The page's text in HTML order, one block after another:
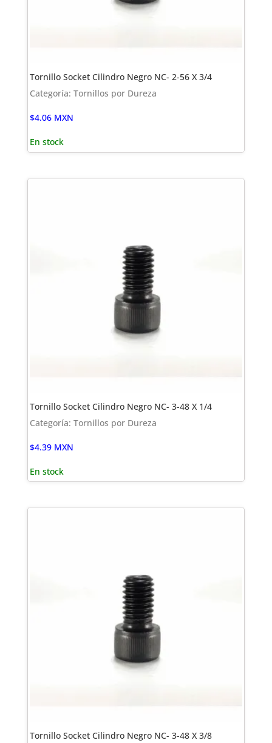
Tornillo Socket Cilindro Negro NC- 2-56 X 3/4
Categoría: Tornillos por Dureza
$4.06 MXN
En stock
Tornillo Socket Cilindro Negro NC- 3-48 X 1/4
Categoría: Tornillos por Dureza
$4.39 MXN
En stock
Tornillo Socket Cilindro Negro NC- 3-48 X 3/8